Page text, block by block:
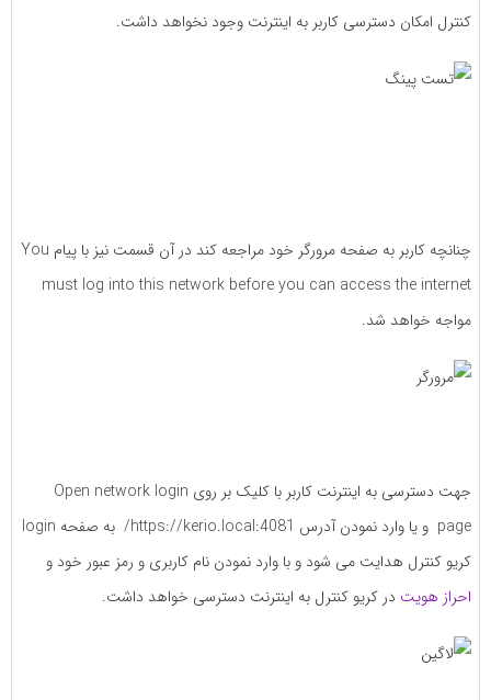
کنترل امکان دسترسی کاربر به اینترنت وجود نخواهد داشت.
چنانچه کاربر به صفحه مرورگر خود مراجعه کند در آن قسمت نیز با پیام You
must log into this network before you can access the internet
مواجه خواهد شد.
جهت دسترسی به اینترنت کاربر با کلیک بر روی Open network login
page و یا وارد نمودن آدرس https://kerio.local:4081/ به صفحه login
کریو کنترل هدایت می شود و با وارد نمودن نام کاربری و رمز عبور خود و
احراز هویتدر کریو کنترل به اینترنت دسترسی خواهد داشت.